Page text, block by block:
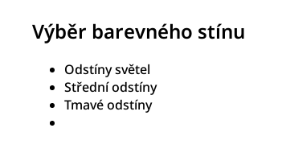
Výběr barevného stínu
Odstíny světel
Střední odstíny
Tmavé odstíny